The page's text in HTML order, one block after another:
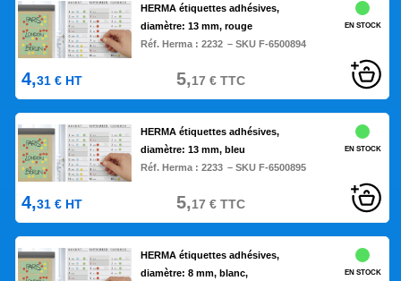
HERMA étiquettes adhésives,
diamètre: 13 mm, rouge
Réf. Herma :2232 – SKU F-6500894
EN STOCK
4,31 € HT 5,17 €TTC
HERMA étiquettes adhésives,
diamètre: 13 mm, bleu
Réf. Herma :2233 – SKU F-6500895
EN STOCK
4,31 € HT 5,17 €TTC
HERMA étiquettes adhésives,
diamètre: 8 mm, blanc,
EN STOCK